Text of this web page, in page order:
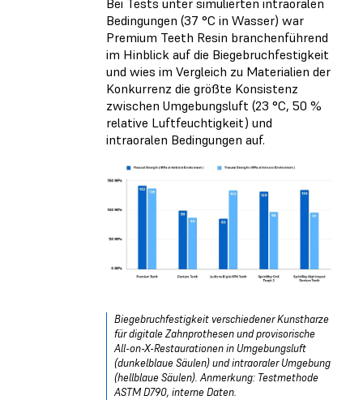
Bei Tests unter simulierten intraoralen
Bedingungen (37 °C in Wasser) war
Premium Teeth Resin branchenführend
im Hinblick auf die Biegebruchfestigkeit
und wies im Vergleich zu Materialien der
Konkurrenz die größte Konsistenz
zwischen Umgebungsluft (23 °C, 50 %
relative Luftfeuchtigkeit) und
intraoralen Bedingungen auf.
Biegebruchfestigkeit verschiedener Kunstharze
für digitale Zahnprothesen und provisorische
All-on-X-Restaurationen in Umgebungsluft
(dunkelblaue Säulen) und intraoraler Umgebung
(hellblaue Säulen). Anmerkung: Testmethode
ASTM D790, interne Daten.